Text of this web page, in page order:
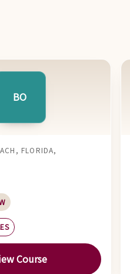
BO
FLORIDA,
Course